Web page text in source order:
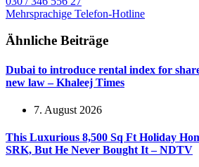
Mehrsprachige Telefon-Hotline
Ähnliche Beiträge
Dubai to introduce rental index for
new law – Khaleej Times
7. August 2026
This Luxurious 8,500 Sq Ft Holiday
SRK, But He Never Bought It – NDTV